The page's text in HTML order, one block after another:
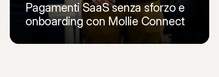
Pagamenti SaaS senza sforzo e
onboarding con Mollie Connect